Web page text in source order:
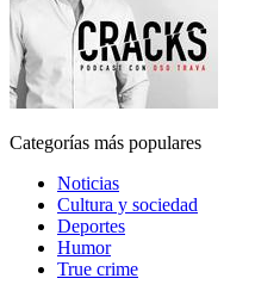
Categorías más populares
Noticias
Cultura y sociedad
Deportes
Humor
True crime